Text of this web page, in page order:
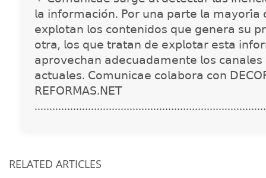
𝗅𝖺 𝗂𝗇𝖿𝗈𝗋𝗆𝖺𝖼𝗂𝗈́𝗇. 𝖯𝗈𝗋 𝗎𝗇𝖺 𝗉𝖺𝗋𝗍𝖾 𝗅𝖺
𝖾𝗑𝗉𝗅𝗈𝗍𝖺𝗇 𝗅𝗈𝗌 𝖼𝗈𝗇𝗍𝖾𝗇𝗂𝖽𝗈𝗌 𝗊𝗎𝖾 𝗀𝖾𝗇𝖾𝗋𝖺 𝗌𝗎
𝗈𝗍𝗋𝖺, 𝗅𝗈𝗌 𝗊𝗎𝖾 𝗍𝗋𝖺𝗍𝖺𝗇 𝖽𝖾 𝖾𝗑𝗉𝗅𝗈𝗍𝖺𝗋 𝖾𝗌𝗍𝖺
𝖺𝗉𝗋𝗈𝗏𝖾𝖼𝗁𝖺𝗇 𝖺𝖽𝖾𝖼𝗎𝖺𝖽𝖺𝗆𝖾𝗇𝗍𝖾 𝗅𝗈𝗌
𝖺𝖼𝗍𝗎𝖺𝗅𝖾𝗌. 𝖢𝗈𝗆𝗎𝗇𝗂𝖼𝖺𝖾 𝖼𝗈𝗅𝖺𝖻𝗈𝗋𝖺 𝖼𝗈𝗇
𝖱𝖤𝖥𝖮𝖱𝖬𝖠𝖲.𝖭𝖤𝖳
RELATED ARTICLES